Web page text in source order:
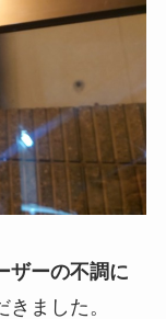
ザーの不調に
きました。